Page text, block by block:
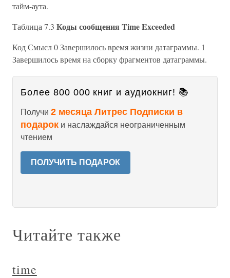
тайм-аута.
Таблица 7.3 Коды сообщения Time Exceeded
Код Смысл 0 Завершилось время жизни датаграммы. 1
Завершилось время на сборку фрагментов датаграммы.
Более 800 000 книг и аудиокниг! 📚
Получи 2 месяца Литрес Подписки в
подарок и наслаждайся неограниченным
чтением
ПОЛУЧИТЬ ПОДАРОК
Читайте также
time